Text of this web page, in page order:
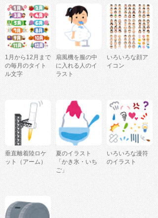
1月から12月まで
の毎月のタイト
ル文字
扇風機を服の中
に入れる人のイ
ラスト
いろいろな顔ア
イコン
垂直離着陸ロケ
ット（アーム）
夏のイラスト
「かき氷・いち
ご」
いろいろな漫符
のイラスト